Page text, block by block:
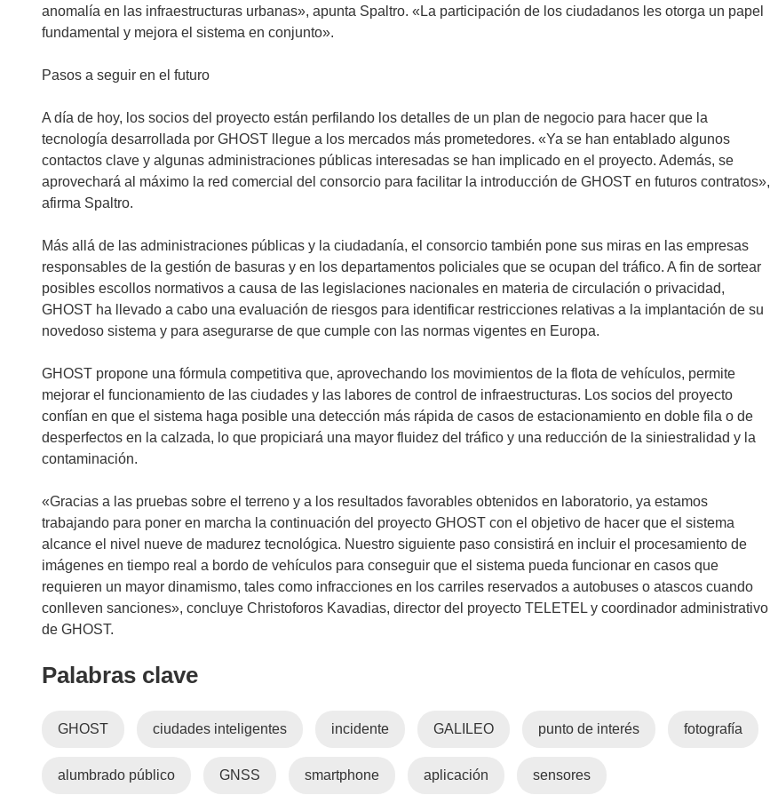
anomalía en las infraestructuras urbanas», apunta Spaltro. «La participación de los ciudadanos les otorga un papel
fundamental y mejora el sistema en conjunto».
Pasos a seguir en el futuro
A día de hoy, los socios del proyecto están perfilando los detalles de un plan de negocio para hacer que la
tecnología desarrollada por GHOST llegue a los mercados más prometedores. «Ya se han entablado algunos
contactos clave y algunas administraciones públicas interesadas se han implicado en el proyecto. Además, se
aprovechará al máximo la red comercial del consorcio para facilitar la introducción de GHOST en futuros contratos»,
afirma Spaltro.
Más allá de las administraciones públicas y la ciudadanía, el consorcio también pone sus miras en las empresas
responsables de la gestión de basuras y en los departamentos policiales que se ocupan del tráfico. A fin de sortear
posibles escollos normativos a causa de las legislaciones nacionales en materia de circulación o privacidad,
GHOST ha llevado a cabo una evaluación de riesgos para identificar restricciones relativas a la implantación de su
novedoso sistema y para asegurarse de que cumple con las normas vigentes en Europa.
GHOST propone una fórmula competitiva que, aprovechando los movimientos de la flota de vehículos, permite
mejorar el funcionamiento de las ciudades y las labores de control de infraestructuras. Los socios del proyecto
confían en que el sistema haga posible una detección más rápida de casos de estacionamiento en doble fila o de
desperfectos en la calzada, lo que propiciará una mayor fluidez del tráfico y una reducción de la siniestralidad y la
contaminación.
«Gracias a las pruebas sobre el terreno y a los resultados favorables obtenidos en laboratorio, ya estamos
trabajando para poner en marcha la continuación del proyecto GHOST con el objetivo de hacer que el sistema
alcance el nivel nueve de madurez tecnológica. Nuestro siguiente paso consistirá en incluir el procesamiento de
imágenes en tiempo real a bordo de vehículos para conseguir que el sistema pueda funcionar en casos que
requieren un mayor dinamismo, tales como infracciones en los carriles reservados a autobuses o atascos cuando
conlleven sanciones», concluye Christoforos Kavadias, director del proyecto TELETEL y coordinador administrativo
de GHOST.
Palabras clave
GHOST ciudades inteligentes incidente GALILEO punto de interés fotografía
alumbrado público GNSS smartphone aplicación sensores